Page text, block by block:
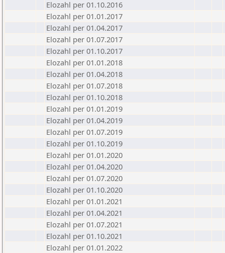
Elozahl per 01.10.2016
Elozahl per 01.01.2017
Elozahl per 01.04.2017
Elozahl per 01.07.2017
Elozahl per 01.10.2017
Elozahl per 01.01.2018
Elozahl per 01.04.2018
Elozahl per 01.07.2018
Elozahl per 01.10.2018
Elozahl per 01.01.2019
Elozahl per 01.04.2019
Elozahl per 01.07.2019
Elozahl per 01.10.2019
Elozahl per 01.01.2020
Elozahl per 01.04.2020
Elozahl per 01.07.2020
Elozahl per 01.10.2020
Elozahl per 01.01.2021
Elozahl per 01.04.2021
Elozahl per 01.07.2021
Elozahl per 01.10.2021
Elozahl per 01.01.2022